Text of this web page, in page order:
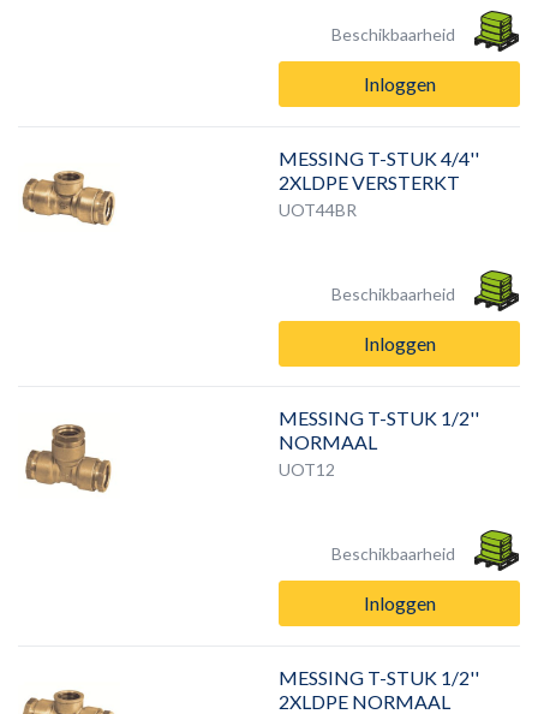
Beschikbaarheid
Inloggen
MESSING T-STUK 4/4''
2XLDPE VERSTERKT
UOT44BR
Beschikbaarheid
Inloggen
MESSING T-STUK 1/2''
NORMAAL
UOT12
Beschikbaarheid
Inloggen
MESSING T-STUK 1/2''
2XLDPE NORMAAL